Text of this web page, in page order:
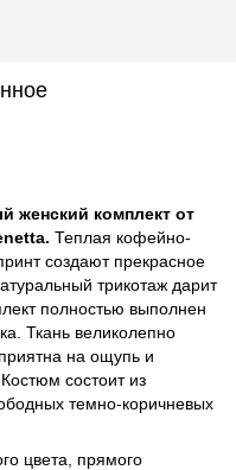
женский комплект от
Теплая кофейно-
создают прекрасное
трикотаж дарит
полностью выполнен
Ткань великолепно
на ощупь и
состоит из
темно-коричневых
цвета, прямого